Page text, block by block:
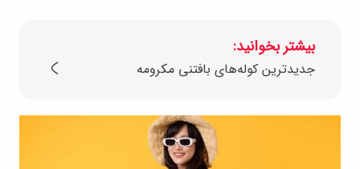
بیشتر بخوانید:
جدیدترین کوله‌های بافتنی مکرومه